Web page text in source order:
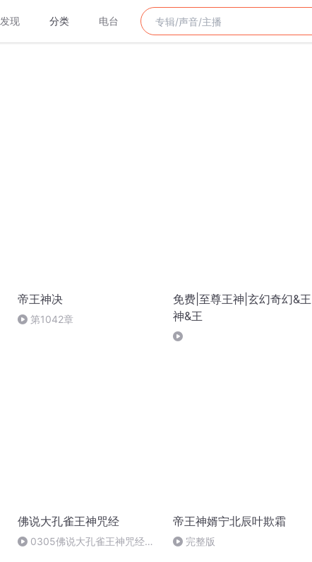
发现 分类 电台
帝王神决
第1042章
免费|至尊王神|玄幻奇幻&王
神&王
佛说大孔雀王神咒经
0305佛说大孔雀王神咒经一
帝王神婿宁北辰叶欺霜
完整版